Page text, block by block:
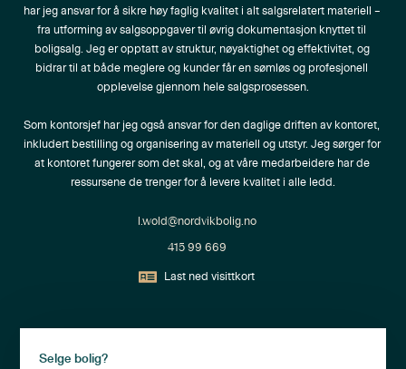
har jeg ansvar for å sikre høy faglig kvalitet i alt salgsrelatert materiell –
fra utforming av salgsoppgaver til øvrig dokumentasjon knyttet til
boligsalg. Jeg er opptatt av struktur, nøyaktighet og effektivitet, og
bidrar til at både meglere og kunder får en sømløs og profesjonell
opplevelse gjennom hele salgsprosessen.
Som kontorsjef har jeg også ansvar for den daglige driften av kontoret,
inkludert bestilling og organisering av materiell og utstyr. Jeg sørger for
at kontoret fungerer som det skal, og at våre medarbeidere har de
ressursene de trenger for å levere kvalitet i alle ledd.
l.wold@nordvikbolig.no
415 99 669
Last ned visittkort
Selge bolig?